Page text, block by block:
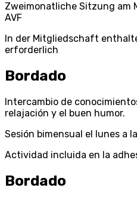
Zweimonatliche Sitzung am
AVF
In der Mitgliedschaft
erforderlich
Bordado
Intercambio de
relajación y el buen humor.
Sesión bimensual el lunes a
Actividad incluida en la
Bordado